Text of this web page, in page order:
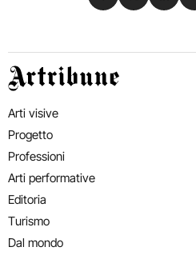
Artribune
Arti visive
Progetto
Professioni
Arti performative
Editoria
Turismo
Dal mondo